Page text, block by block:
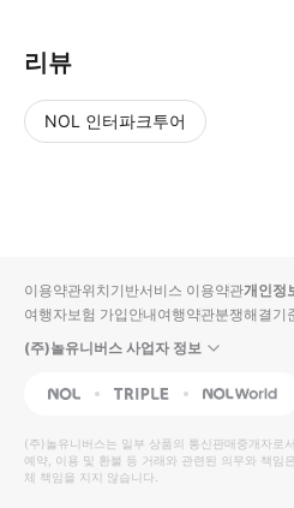
리뷰
NOL 인터파크투어
입니
다.
높
은
순
동
영
상
순
상
이용약관위치기반서비스 이용약관개인정
여행자보험 가입안내여행약관분쟁해결기
(주)놀유니버스 사업자 정보
NOL Triple Interpark
(주)놀유니버스는 일부 상품의 통신판매중개자로
예약, 이용 및 환불 등 거래와 관련된 의무와 책임
체 책임을 지지 않습니다.